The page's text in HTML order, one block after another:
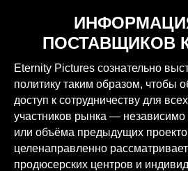
ПОСТАВЩИКОВ
Eternity Pictures сознательно
политику таким образом, чтобы
доступ к сотрудничеству для
участников рынка —
или объёма предыдущих
целенаправленно
продюсерских центров и